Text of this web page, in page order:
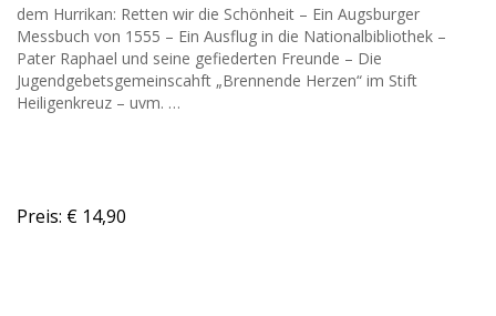
dem Hurrikan: Retten wir die Schönheit – Ein Augsburger
Messbuch von 1555 – Ein Ausflug in die Nationalbibliothek –
Pater Raphael und seine gefiederten Freunde – Die
Jugendgebetsgemeinscahft „Brennende Herzen“ im Stift
Heiligenkreuz – uvm. …
Preis: € 14,90